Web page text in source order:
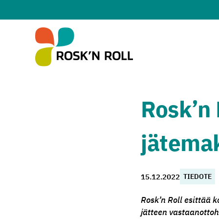
15.12.2022 TIEDOTE
Rosk’n Roll esittää
jätteen